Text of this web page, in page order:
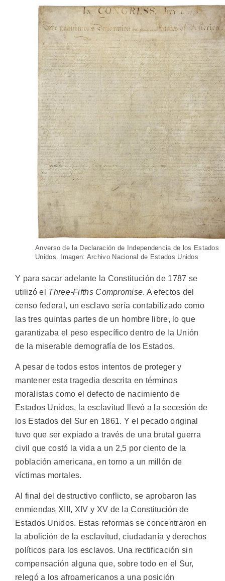
Anverso de la Declaración de Independencia de los Estados
Unidos. Imagen: Archivo Nacional de Estados Unidos
Y para sacar adelante la Constitución de 1787 se
utilizó el Three-Fifths Compromise. A efectos del
censo federal, un esclavo sería contabilizado como
las tres quintas partes de un hombre libre, lo que
garantizaba el peso específico dentro de la Unión
de la miserable demografía de los Estados.
A pesar de todos estos intentos de proteger y
mantener esta tragedia descrita en términos
moralistas como el defecto de nacimiento de
Estados Unidos, la esclavitud llevó a la secesión de
los Estados del Sur en 1861. Y el pecado original
tuvo que ser expiado a través de una brutal guerra
civil que costó la vida a un 2,5 por ciento de la
población americana, en torno a un millón de
víctimas mortales.
Al final del destructivo conflicto, se aprobaron las
enmiendas XIII, XIV y XV de la Constitución de
Estados Unidos. Estas reformas se concentraron en
la abolición de la esclavitud, ciudadanía y derechos
políticos para los esclavos. Una rectificación sin
compensación alguna que, sobre todo en el Sur,
relegó a los afroamericanos a una posición